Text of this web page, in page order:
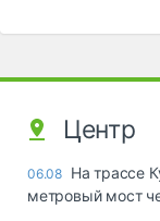
Центр
06.08 На трассе
метровый мост